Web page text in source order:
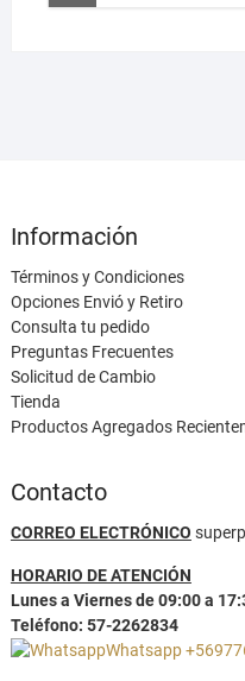
Información
Términos y Condiciones
Opciones Envió y Retiro
Consulta tu pedido
Preguntas Frecuentes
Solicitud de Cambio
Tienda
Productos Agregados
Contacto
CORREO ELECTRÓNICO
HORARIO DE ATENCIÓN
Lunes a Viernes de 09:00 a
Teléfono: 57-2262834
Whatsapp